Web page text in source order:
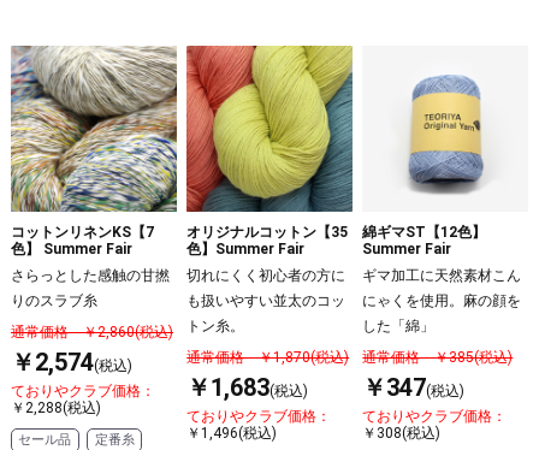
コットンリネンKS【7
色】 Summer Fair
さらっとした感触の甘撚
りのスラブ糸
通常価格 ￥2,860(税込)
￥2,574(税込)
ておりやクラブ価格：
￥2,288(税込)
セール品
定番糸
オリジナルコットン【35
色】Summer Fair
切れにくく初心者の方に
も扱いやすい並太のコッ
トン糸。
通常価格 ￥1,870(税込)
￥1,683(税込)
ておりやクラブ価格：
￥1,496(税込)
綿ギマST【12色】
Summer Fair
ギマ加工に天然素材こん
にゃくを使用。麻の顔を
した「綿」
通常価格 ￥385(税込)
￥347(税込)
ておりやクラブ価格：
￥308(税込)